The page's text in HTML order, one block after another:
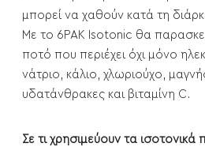
μπορεί να χαθούν κατά τη
Με το 6PAK Isotonic θα
ποτό που περιέχει όχι μόνο
νάτριο, κάλιο, χλωριούχο,
υδατάνθρακες και βιταμίνη C.
Σε τι χρησιμεύουν τα ισοτονικά